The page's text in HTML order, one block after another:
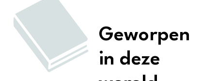
Geworpen
in deze